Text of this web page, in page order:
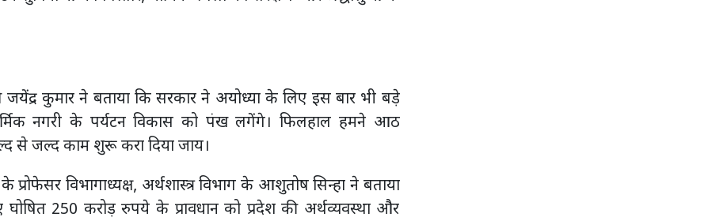
जयेंद्र कुमार ने बताया कि सरकार ने अयोध्या के लिए इस बार भी बड़े
नगरी के पर्यटन विकास को पंख लगेंगे। फिलहाल हमने आठ
से जल्द काम शुरू करा दिया जाय।
के प्रोफेसर विभागाध्यक्ष, अर्थशास्त्र विभाग के आशुतोष सिन्हा ने बताया
250 करोड़ रुपये के प्रावधान को प्रदेश की अर्थव्यवस्था और